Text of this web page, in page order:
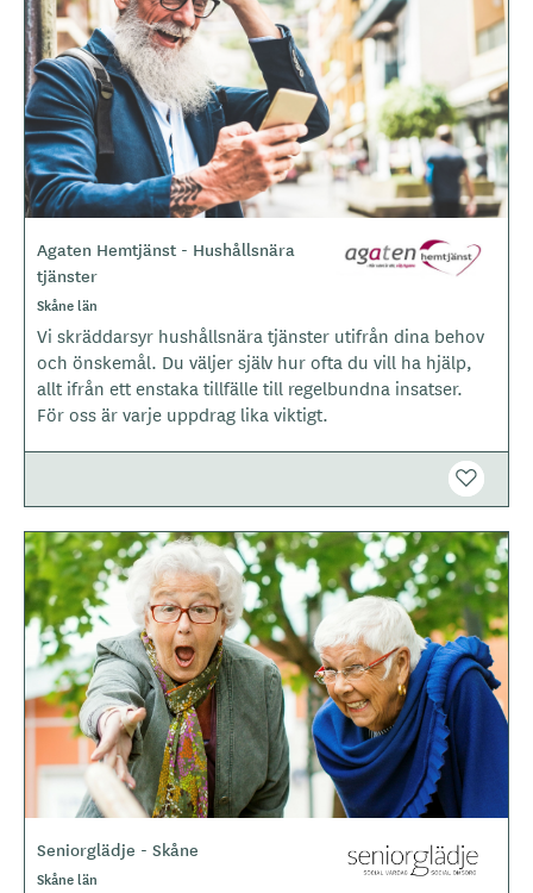
d
e
r
o
t
y
Agaten Hemtjänst - Hushållsnära
tjänster
Skåne län
Vi skräddarsyr hushållsnära tjänster utifrån dina behov
och önskemål. Du väljer själv hur ofta du vill ha hjälp,
allt ifrån ett enstaka tillfälle till regelbundna insatser.
För oss är varje uppdrag lika viktigt.
B
i
l
d
r
Seniorglädje - Skåne
Skåne län